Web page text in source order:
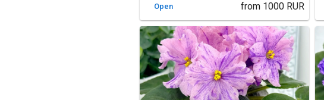
Open from 1000 RUR